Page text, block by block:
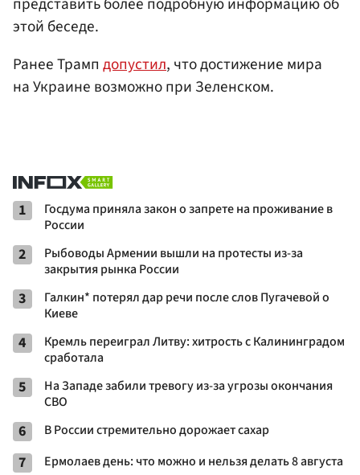
этой беседе.
Ранее Трамп допустил, что достижение мира
на Украине возможно при Зеленском.
1
Госдума приняла закон о запрете на проживание в
России
2
Рыбоводы Армении вышли на протесты из-за
закрытия рынка России
3
Галкин* потерял дар речи после слов Пугачевой о
Киеве
4
Кремль переиграл Литву: хитрость с Калининградом
сработала
5
На Западе забили тревогу из-за угрозы окончания
СВО
6 В России стремительно дорожает сахар
7 Ермолаев день: что можно и нельзя делать 8 августа